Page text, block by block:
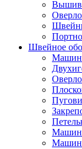
Швейное